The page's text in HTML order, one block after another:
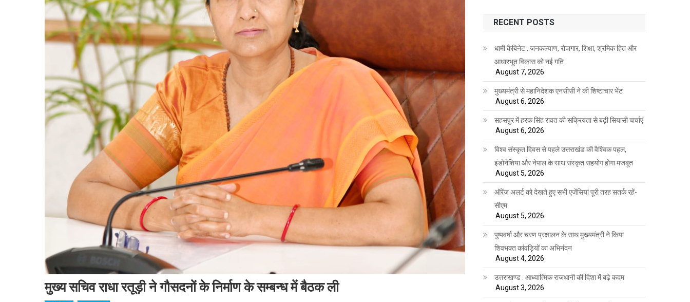
मुख्य सचिव राधा रतूड़ी ने गौसदनों के निर्माण के सम्बन्ध में बैठक ली
RECENT POSTS
धामी कैबिनेट : जनकल्याण, रोजगार, शिक्षा, श्रमिक हित और
आधारभूत विकास को नई गति
August 7, 2026
मुख्यमंत्री से महानिदेशक एनसीसी ने की शिष्टाचार भेंट
August 6, 2026
सहसपुर में हरक सिंह रावत की सक्रियता से बढ़ी सियासी चर्चाएं
August 6, 2026
विश्व संस्कृत दिवस से पहले उत्तराखंड की वैश्विक पहल,
इंडोनेशिया और नेपाल के साथ संस्कृत सहयोग होगा मजबूत
August 5, 2026
ऑरेंज अलर्ट को देखते हुए सभी एजेंसियां पूरी तरह सतर्क रहें-
सीएम
August 5, 2026
पुष्पवर्षा और चरण प्रक्षालन के साथ मुख्यमंत्री ने किया
शिवभक्त कांवड़ियों का अभिनंदन
August 4, 2026
उत्तराखण्ड : आध्यात्मिक राजधानी की दिशा में बढ़े कदम
August 3, 2026